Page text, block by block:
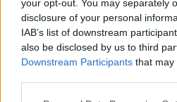
your opt-out. You may separately
disclosure of your personal
IAB’s list of downstream
also be disclosed by us to third
Downstream Participants that may
Οι συνεργασίες με τον
Φίλιππο Γράψα («Η
1992 και «Παρέα Μ' Έναν
συνδυάζουν τη λαϊκή υφή